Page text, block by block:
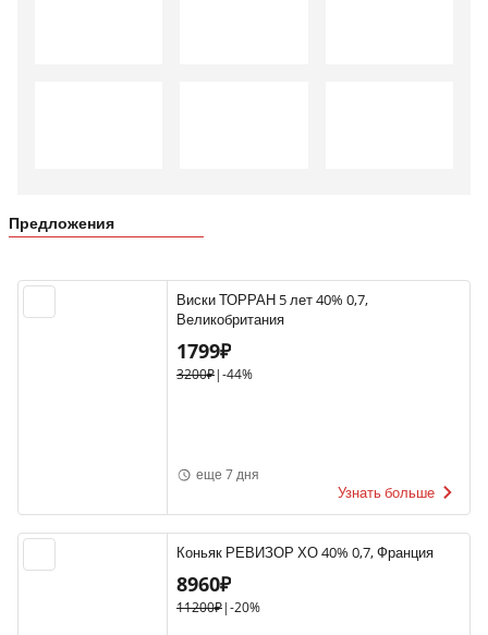
Предложения
Виски ТОРРАН 5 лет 40% 0,7,
Великобритания
1799₽
3200₽|-44%
еще 7 дня
Узнать больше
Коньяк РЕВИЗОР ХО 40% 0,7, Франция
8960₽
11200₽|-20%